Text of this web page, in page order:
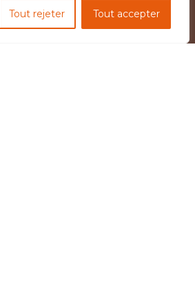
Tout rejeter Tout accepter